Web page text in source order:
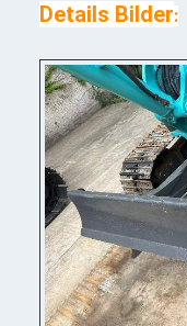
Details Bilder: